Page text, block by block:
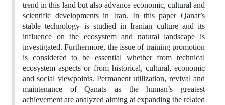
trend in this land but also advance economic, cultural and
scientific developments in Iran. In this paper Qanat’s
stable technology is studied in Iranian culture and its
influence on the ecosystem and natural landscape is
investigated. Furthermore, the issue of training promotion
is considered to be essential whether from technical
ecosystem aspects or from historical, cultural, economic
and social viewpoints. Permanent utilization, revival and
maintenance of Qanats as the human’s greatest
achievement are analyzed aiming at expanding the related